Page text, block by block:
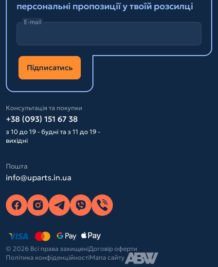
персональні пропозиції у твоїй розсилці
E-mail
Підписатись
Консультація та покупки
+38 (093) 151 67 38
з 10 до 19 - будні та з 11 до 19 -
вихідні
Пошта
info@uparts.in.ua
© 2026 Всі права захищеніДоговір оферти
Політика конфіденційностіМапа сайту